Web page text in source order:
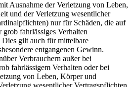
Ausnahme der Verletzung von Leben,
und der Verletzung wesentlicher
nur für Schäden, die auf
grob fahrlässiges Verhalten
gilt auch für mittelbare
entgangenen Gewinn.
Verbrauchern außer bei
fahrlässigem Verhalten oder bei
von Leben, Körper und